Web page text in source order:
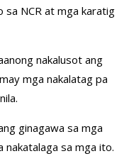
sa NCR at mga karatig
nakalusot ang
mga nakalatag pa
ginagawa sa mga
nakatalaga sa mga ito.